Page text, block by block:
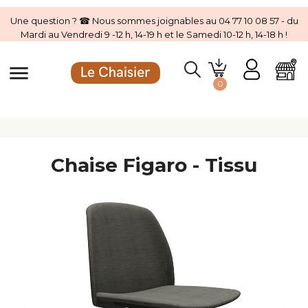
Une question ? ☎ Nous sommes joignables au 04 77 10 08 57 - du
Mardi au Vendredi 9 -12 h, 14-19 h et le Samedi 10-12 h, 14-18 h !
menu 0
Chaise Figaro - Tissu